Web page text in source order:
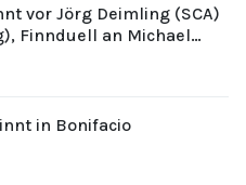
vor Jörg Deimling (SCA)
Finnduell an Michael
in Bonifacio